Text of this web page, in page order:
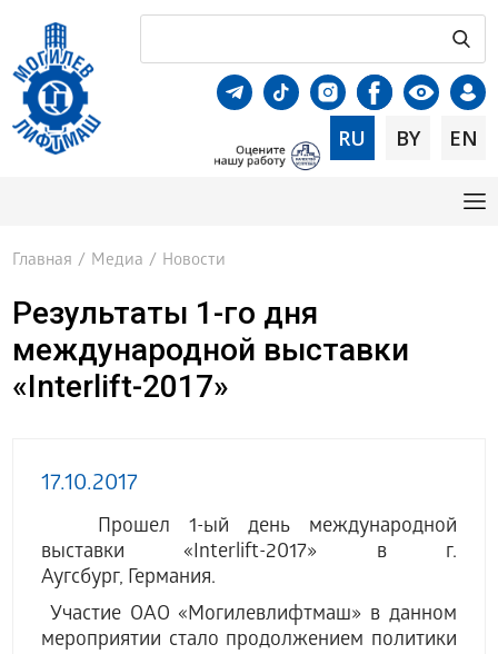
RU BY EN
Главная / Медиа / Новости
Результаты 1-го дня
международной выставки
«Interlift-2017»
17.10.2017
Прошел 1-ый день международной
выставки «Interlift-2017» в г.
Аугсбург, Германия.
Участие ОАО «Могилевлифтмаш» в данном
мероприятии стало продолжением политики